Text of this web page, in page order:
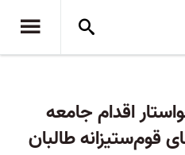
اقدام جامعه
طالبان